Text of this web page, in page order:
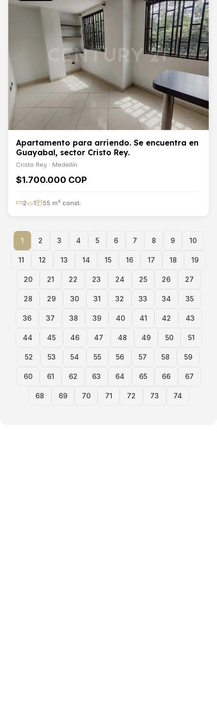
Apartamento para arriendo. Se encuentra en
Guayabal, sector Cristo Rey.
Cristo Rey · Medellín
$1.700.000 COP
2 1 55 m² const.
1 2 3 4 5 6 7 8 9 10
11 12 13 14 15 16 17 18 19
20 21 22 23 24 25 26 27
28 29 30 31 32 33 34 35
36 37 38 39 40 41 42 43
44 45 46 47 48 49 50 51
52 53 54 55 56 57 58 59
60 61 62 63 64 65 66 67
68 69 70 71 72 73 74